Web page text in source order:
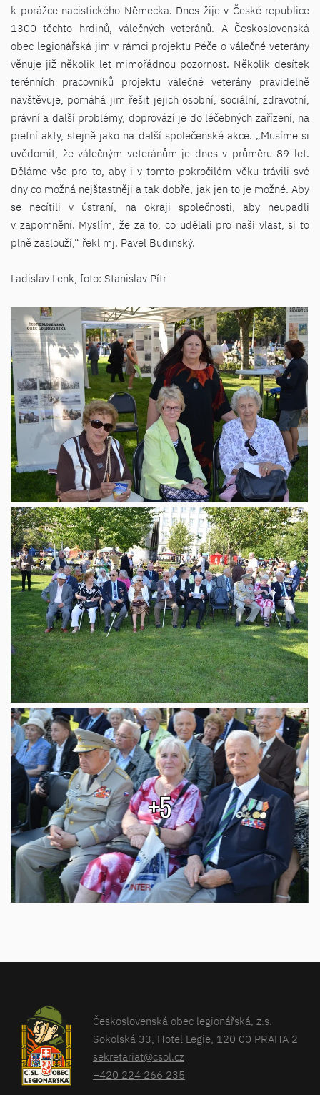
k porážce nacistického Německa. Dnes žije v České republice
1300 těchto hrdinů, válečných veteránů. A Československá
obec legionářská jim v rámci projektu Péče o válečné veterány
věnuje již několik let mimořádnou pozornost. Několik desítek
terénních pracovníků projektu válečné veterány pravidelně
navštěvuje, pomáhá jim řešit jejich osobní, sociální, zdravotní,
právní a další problémy, doprovází je do léčebných zařízení, na
pietní akty, stejně jako na další společenské akce. „Musíme si
uvědomit, že válečným veteránům je dnes v průměru 89 let.
Děláme vše pro to, aby i v tomto pokročilém věku trávili své
dny co možná nejšťastněji a tak dobře, jak jen to je možné. Aby
se necítili v ústraní, na okraji společnosti, aby neupadli
v zapomnění. Myslím, že za to, co udělali pro naši vlast, si to
plně zaslouží,“ řekl mj. Pavel Budinský.
Ladislav Lenk, foto: Stanislav Pítr
+5
Československá obec legionářská, z.s.
Sokolská 33, Hotel Legie, 120 00 PRAHA 2
sekretariat@csol.cz
+420 224 266 235